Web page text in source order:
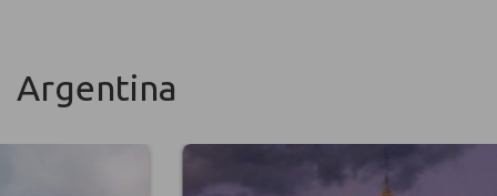
Argentina